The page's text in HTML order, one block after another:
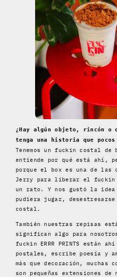
¿Hay algún objeto, rincón
tenga una historia que pocos
Tenemos un fuckin costal de
entiende por qué está ahí,
porque el box es una de las
Jerry para liberar el fuckin
un rato. Y nos gustó la idea
pudiera jugar,
costal.
También nuestras repisas
significan algo para
fuckin ERRR PRINTS están
postales, escribe poesía y
más que decoración, muchas
son pequeñas extensiones